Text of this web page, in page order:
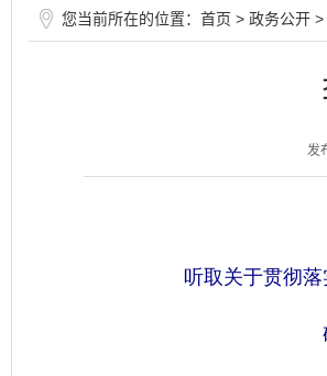
您当前所在的位置： 首页 > 政务公开 >
发
听取关于贯彻